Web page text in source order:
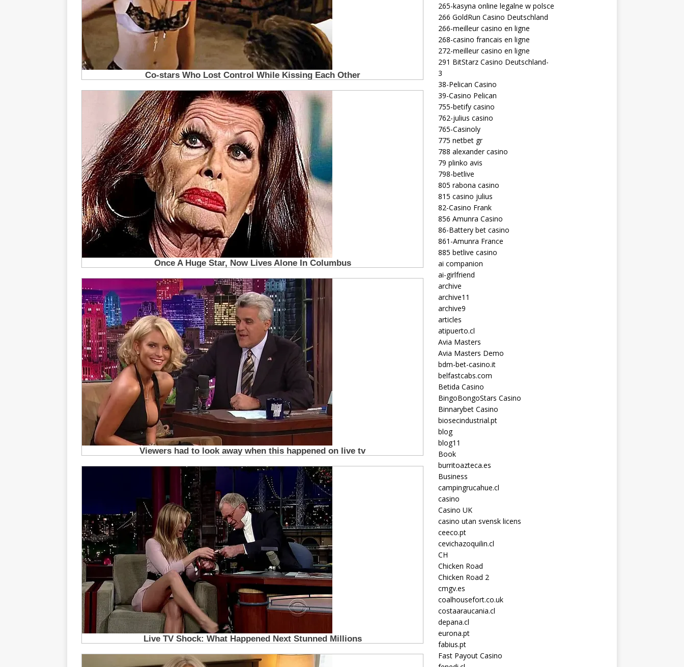
265-kasyna online legalne w polsce
266 GoldRun Casino Deutschland
266-meilleur casino en ligne
268-casino francais en ligne
272-meilleur casino en ligne
291 BitStarz Casino Deutschland-
3
38-Pelican Casino
39-Casino Pelican
755-betify casino
762-julius casino
765-Casinoly
775 netbet gr
788 alexander casino
79 plinko avis
798-betlive
805 rabona casino
815 casino julius
82-Casino Frank
856 Amunra Casino
86-Battery bet casino
861-Amunra France
885 betlive casino
ai companion
ai-girlfriend
archive
archive11
archive9
articles
atipuerto.cl
Avia Masters
Avia Masters Demo
bdm-bet-casino.it
belfastcabs.com
Betida Casino
BingoBongoStars Casino
Binnarybet Casino
biosecindustrial.pt
blog
blog11
Book
burritoazteca.es
Business
campingrucahue.cl
casino
Casino UK
casino utan svensk licens
ceeco.pt
cevichazoquilin.cl
CH
Chicken Road
Chicken Road 2
cmgv.es
coalhousefort.co.uk
costaaraucania.cl
depana.cl
eurona.pt
fabius.pt
Fast Payout Casino